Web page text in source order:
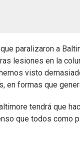
paralizaron a
lesiones en la
visto
en formas que
tendrá que
que todos como